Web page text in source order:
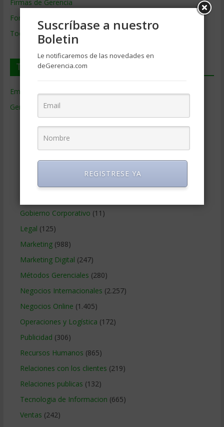
Firmas de Gerencia
Formación de Gerencia
Todos los Temas
Temas de Gerencia
Empresas de Gerencia(38)
Gerencia
(9.477)
Ciencias Económicas(80)
Contabilidad(466)
Educacion Gerencial(454)
Gobierno Corporativo (11)
Legal (125)
Marketing(988)
Marketing Digital (247)
Métodos Gerenciales (280)
Negocios Internacionales (2.257)
Negocios Online (1.405)
Operaciones y Logística (172)
Publicidad (306)
Recursos Humanos (865)
Relaciones con los clientes (219)
Relaciones publicas (132)
Tecnologia de Informacion (665)
Ventas (242)
Suscríbase a nuestro
Boletin
Le notificaremos de las novedades en
deGerencia.com
REGISTRESE YA